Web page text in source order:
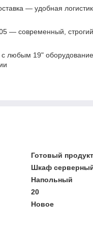
— удобная
— современный,
с любым 19"
Готовый продукт
Шкаф
Напольный
20
Новое